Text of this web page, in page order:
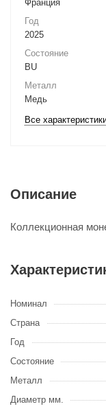
Франция
Год
2025
Состояние
BU
Металл
Медь
Все
Описание
Коллекционная
Номинал
Страна
Год
Состояние
Металл
Диаметр мм.